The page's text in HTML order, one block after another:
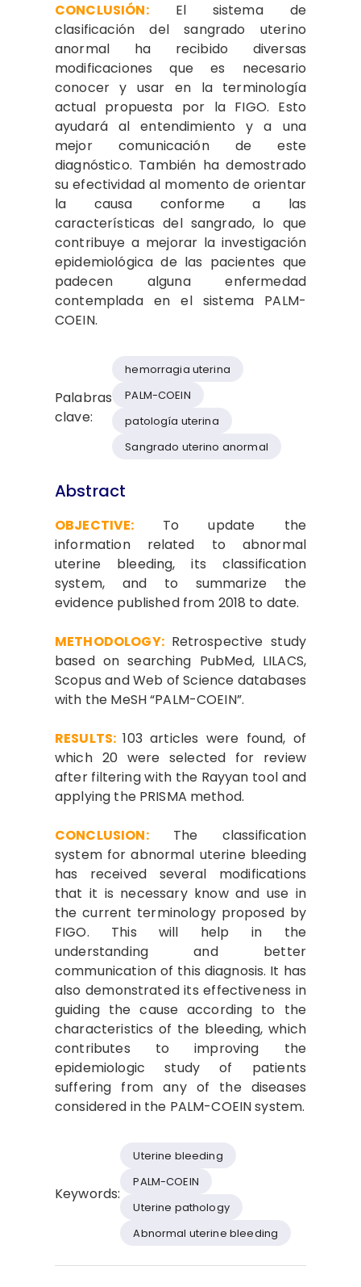
CONCLUSIÓN:El sistema de
clasificación del sangrado uterino
anormal ha recibido diversas
modificaciones que es necesario
conocer y usar en la terminología
actual propuesta por la FIGO. Esto
ayudará al entendimiento y a una
mejor comunicación de este
diagnóstico. También ha demostrado
su efectividad al momento de orientar
la causa conforme a las
características del sangrado, lo que
contribuye a mejorar la investigación
epidemiológica de las pacientes que
padecen alguna enfermedad
contemplada en el sistema PALM-
COEIN.
Palabras
clave:
hemorragia uterina
PALM-COEIN
patología uterina
Sangrado uterino anormal
Abstract
OBJECTIVE: To update the
information related to abnormal
uterine bleeding, its classification
system, and to summarize the
evidence published from 2018 to date.
METHODOLOGY: Retrospective study
based on searching PubMed, LILACS,
Scopus and Web of Science databases
with the MeSH “PALM-COEIN”.
RESULTS:103 articles were found, of
which 20 were selected for review
after filtering with the Rayyan tool and
applying the PRISMA method.
CONCLUSION:The classification
system for abnormal uterine bleeding
has received several modifications
that it is necessary know and use in
the current terminology proposed by
FIGO. This will help in the
understanding and better
communication of this diagnosis. It has
also demonstrated its effectiveness in
guiding the cause according to the
characteristics of the bleeding, which
contributes to improving the
epidemiologic study of patients
suffering from any of the diseases
considered in the PALM-COEIN system.
Keywords:
Uterine bleeding
PALM-COEIN
Uterine pathology
Abnormal uterine bleeding